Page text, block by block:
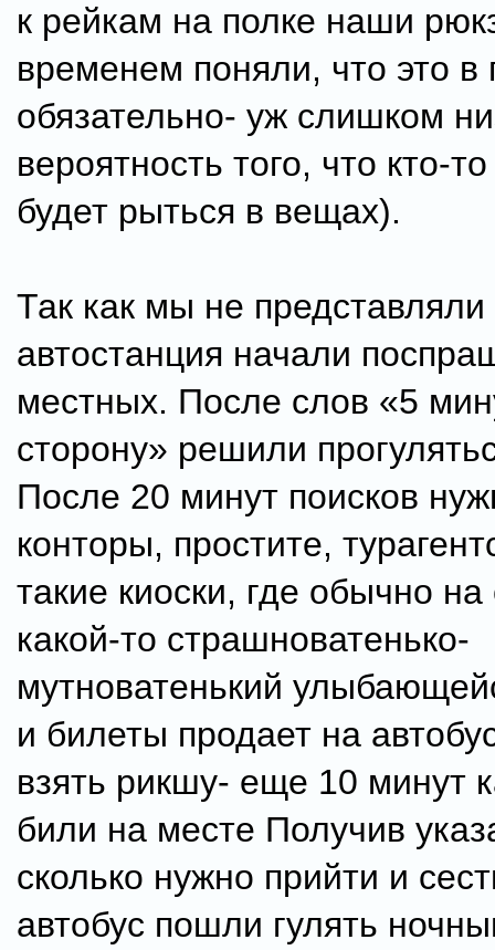
к рейкам на полке наши
временем поняли, что это в
обязательно- уж слишком
вероятность того, что кто-
будет рыться в вещах).
Так как мы не
автостанция начали
местных. После слов «5
сторону» решили
После 20 минут поисков
конторы, простите,
такие киоски, где обычно на
какой-то страшноватенько-
мутноватенький
и билеты продает на
взять рикшу- еще 10 минут
били на месте Получив
сколько нужно прийти и
автобус пошли гулять